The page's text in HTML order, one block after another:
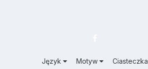
Język Motyw Ciasteczka